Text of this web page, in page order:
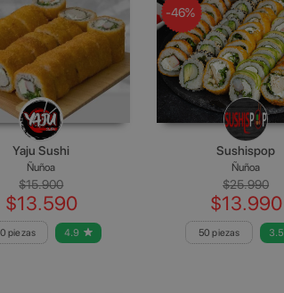
Yaju Sushi
Ñuñoa
$15.900
$13.590
piezas 4.9
-46%
Sushispop
Ñuñoa
$25.990
$13.990
50 piezas 3.5